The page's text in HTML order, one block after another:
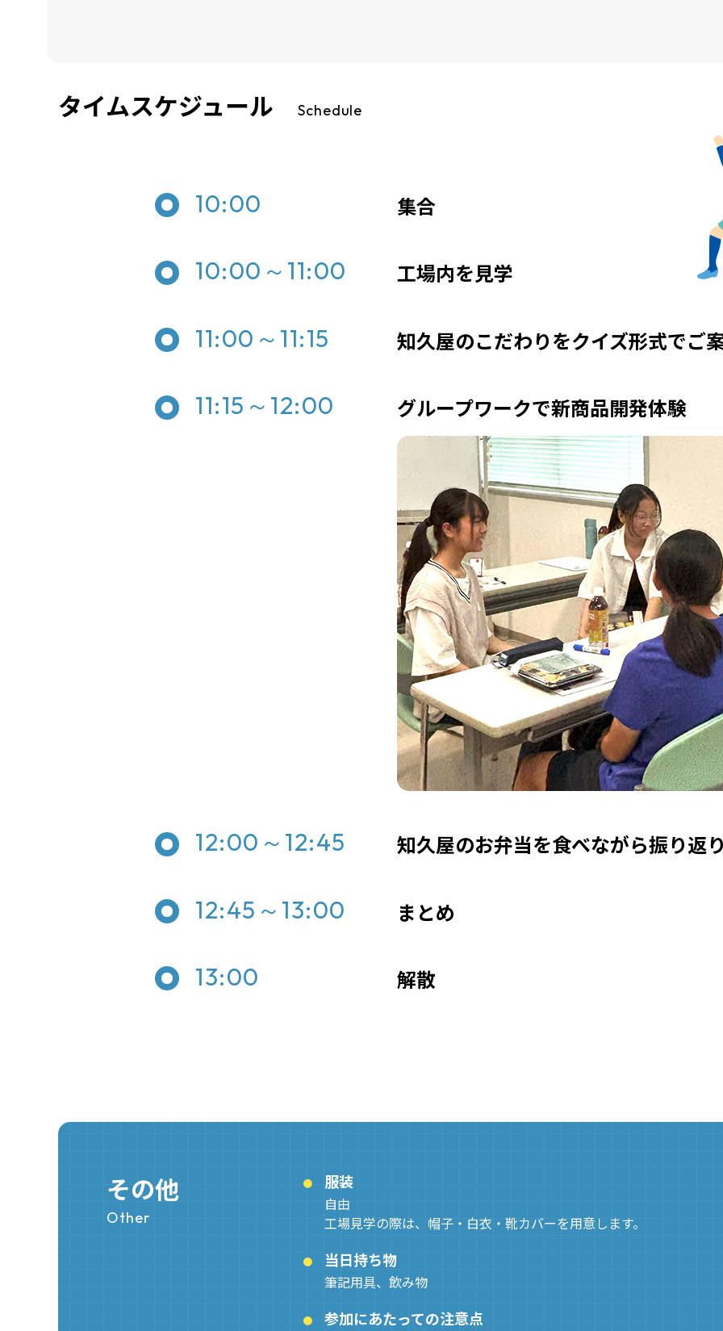
タイムスケジュール Schedule
10:00 集合
10:00～11:00 工場内を見学
11:00～11:15 知久屋のこだわりをクイズ形式でご
11:15～12:00 グループワークで新商品開発体験
12:00～12:45 知久屋のお弁当を食べながら振り返
12:45～13:00 まとめ
13:00 解散
その他
Other
服装
自由
工場見学の際は、帽子・白衣・靴カバーを用意します。
当日持ち物
筆記用具、飲み物
参加にあたっての注意点